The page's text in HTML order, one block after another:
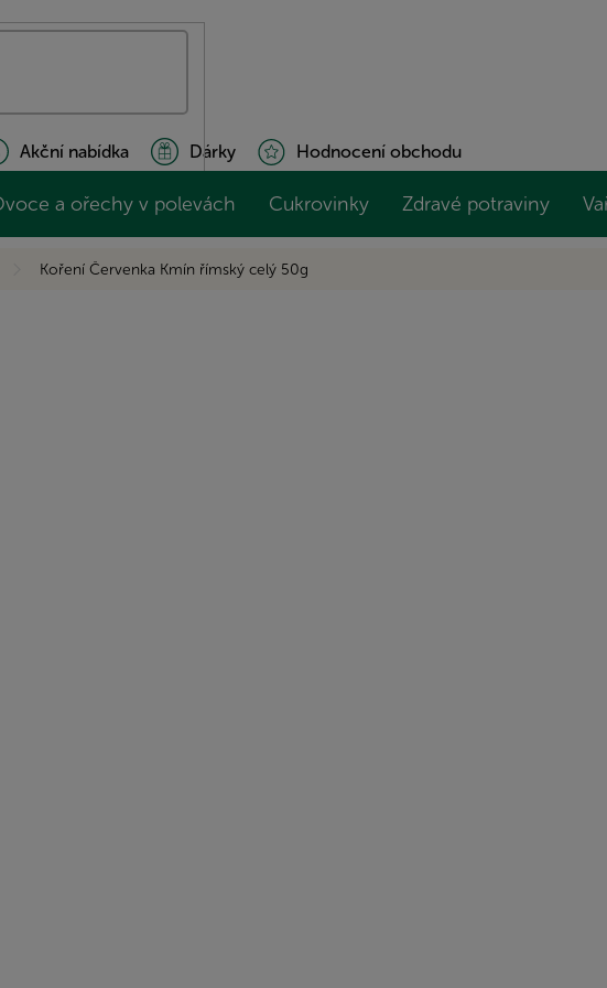
Akční nabídka Dárky Hodnocení obchodu
a ořechy v polevách Cukrovinky Zdravé potraviny
Koření Červenka Kmín římský celý 50g